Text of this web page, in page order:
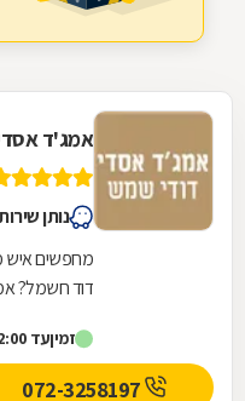
אמג'ד
נותן
מחפשים איש
דוד חשמל?
זמיןעד 22:00